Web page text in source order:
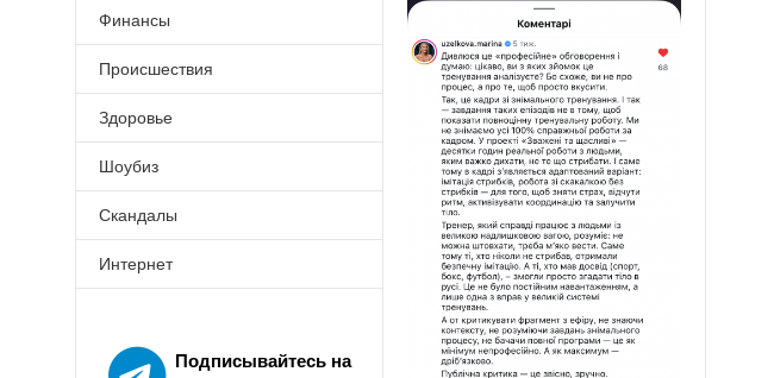
Финансы
Происшествия
Здоровье
Шоубиз
Скандалы
Интернет
Подписывайтесь на